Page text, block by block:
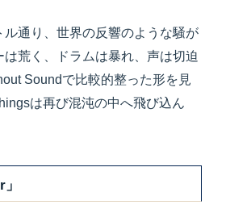
ル通り、世界の反響のような騒が
は荒く、ドラムは暴れ、声は切迫
Soundで比較的整った形を見
は再び混沌の中へ飛び込ん